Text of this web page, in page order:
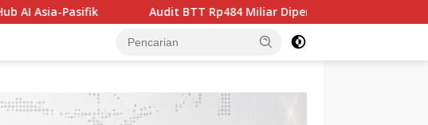
Audit BTT Rp484 Miliar Dipersoalkan, Demokrat-PDIP NTB Saling